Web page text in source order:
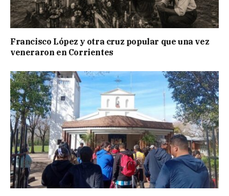
Francisco López y otra cruz popular que una vez
veneraron en Corrientes